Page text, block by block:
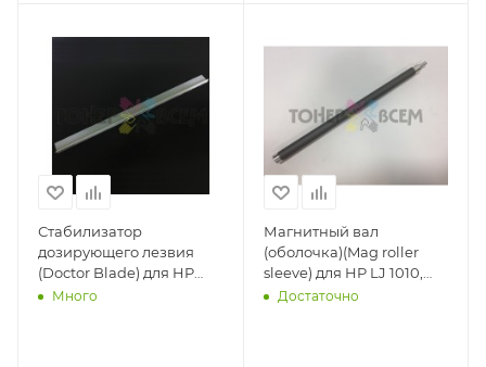
Стабилизатор
дозирующего лезвия
(Doctor Blade) для HP
LaserJet 1160, 1320, Pro
Много
Магнитный вал
(оболочка)(Mag roller
sleeve) для HP LJ 1010,
1012, 1015, 3015, 3020, 3030
Достаточно